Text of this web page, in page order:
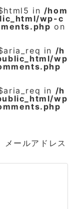
in /hom
wp-c
on
in /h
wp
in /h
wp
メールアドレス